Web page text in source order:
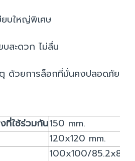
บใหญ่พิเศษ
บสะดวก ไม่ลื่น
ด้วยการล็อกที่มั่นคงปลอดภัย
ที่ใช้ร่วมกัน150 mm.
120x120 mm.
100x100/